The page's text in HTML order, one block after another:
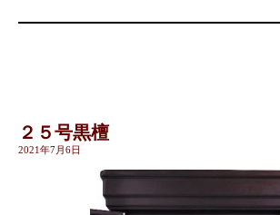
２５号黒檀
2021年7月6日